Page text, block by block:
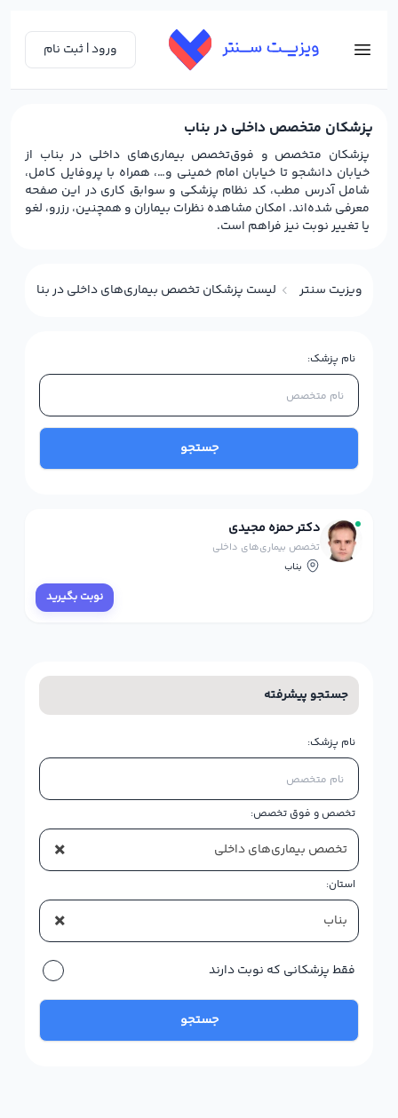
ورود | ثبت نام
پزشکان متخصص داخلی در بناب
پزشکان متخصص و فوق‌تخصص بیماری‌های داخلی در بناب از
خیابان دانشجو تا خیابان امام خمینی و…، همراه با پروفایل کامل،
شامل آدرس مطب، کد نظام پزشکی و سوابق کاری در این صفحه
معرفی شده‌اند. امکان مشاهده نظرات بیماران و همچنین، رزرو، لغو
یا تغییر نوبت نیز فراهم است.
ویزیت سنتر لیست پزشکان تخصص بیماری‌های داخلی در بناب
نام پزشک:
جستجو
دکتر حمزه مجیدی
تخصص بیماری‌های داخلی
بناب
نوبت بگیرید
جستجو پیشرفته
نام پزشک:
تخصص و فوق تخصص:
× تخصص بیماری‌های داخلی
استان:
× بناب
فقط پزشکانی که نوبت دارند
جستجو